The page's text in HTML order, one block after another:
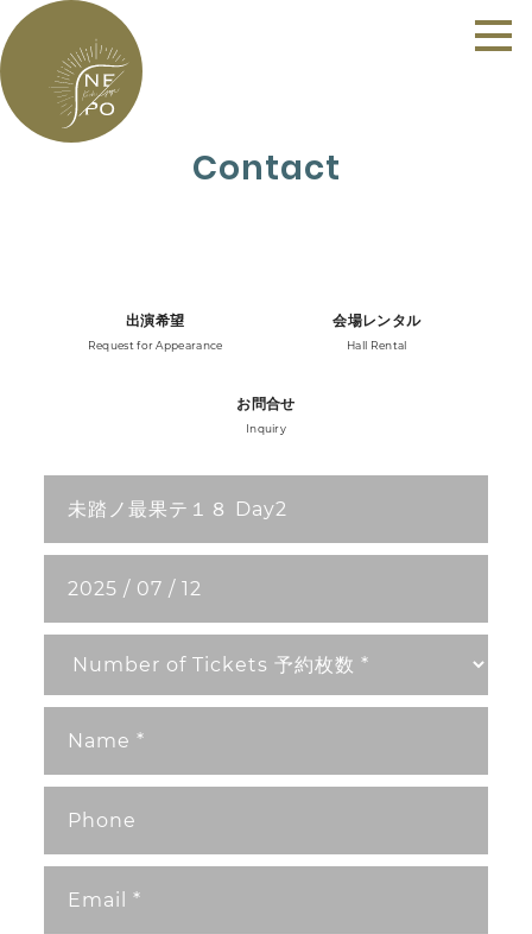
Contact
出演希望
Request for Appearance
会場レンタル
Hall Rental
お問合せ
Inquiry